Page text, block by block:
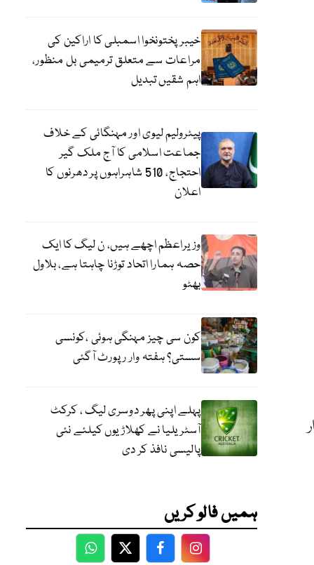
خیبرپختونخوا اسمبلی کا اراکین کی
مراعات سے متعلق ترمیمی بل منظور،
اہم شقیں تبدیل
پیٹرولیم لیوی اور مہنگائی کے خلاف
جماعت اسلامی کا آج ملک گیر
احتجاج، 510 شاہراہوں پر دھرنوں کا
اعلان
وزیراعظم اچھے ہیں، ن لیگ کا ایک
حصہ ہمارا اتحاد توڑنا چاہتا ہے، بلاول
بھٹو
کون سی چیز مہنگی ہوئی ،کونسی
سستی؟ ہفتہ وار رپورٹ آگئی
پہلے اپنی پھر دوسری لیگ ، کرکٹ
آسٹریلیا نے کھلاڑیوں کیلئے نئی
پالیسی نافذ کر دی
ہمیں فالو کریں
WhatsApp
TwitterFacebookFacebook